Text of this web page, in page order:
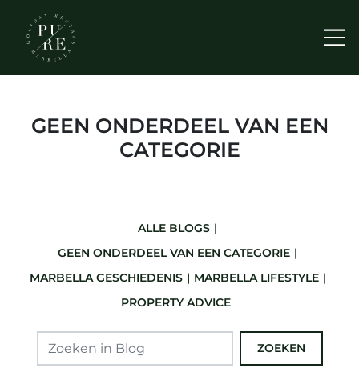
GEEN ONDERDEEL VAN EEN
CATEGORIE
ALLE BLOGS
GEEN ONDERDEEL VAN EEN CATEGORIE
MARBELLA GESCHIEDENIS
MARBELLA LIFESTYLE
PROPERTY ADVICE
ZOEKEN